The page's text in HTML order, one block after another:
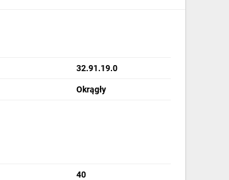
32.91.19.0
Okrągły
40